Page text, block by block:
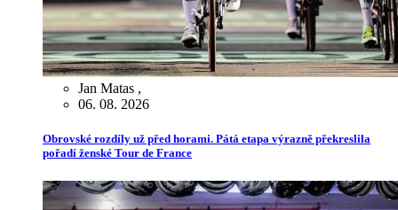
Jan Matas ,
06. 08. 2026
Obrovské rozdíly už před horami. Pátá etapa výrazně překreslila
pořadí ženské Tour de France